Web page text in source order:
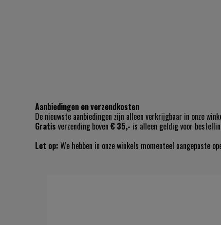
Aanbiedingen en verzendkosten
De nieuwste aanbiedingen zijn alleen verkrijgbaar in onze
Gratis verzending boven € 35,- is alleen geldig voor
Let op: We hebben in onze winkels momenteel aangepaste